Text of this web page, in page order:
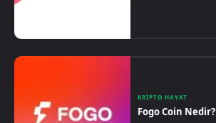
KRIPTO HAYAT
Fogo Coin Nedir?